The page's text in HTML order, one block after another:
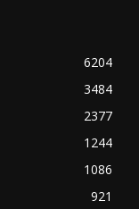
6204
3484
2377
1244
1086
921